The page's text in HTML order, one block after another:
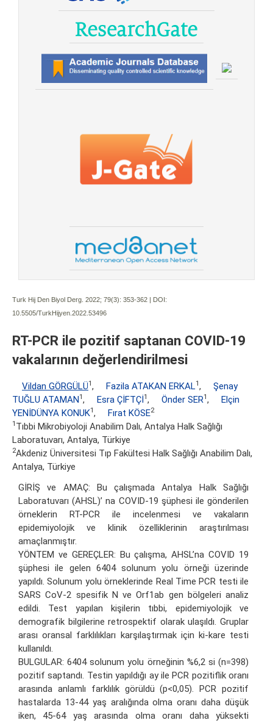
Turk Hij Den Biyol Derg. 2022; 79(3): 353-362 | DOI:
10.5505/TurkHijyen.2022.53496
RT-PCR ile pozitif saptanan COVID-19
vakalarının değerlendirilmesi
Vildan GÖRGÜLÜ1, Fazila ATAKAN ERKAL1,
Şenay
TUĞLU ATAMAN1, Esra ÇİFTÇİ1, Önder SER1,
Elçin
YENİDÜNYA KONUK1, Fırat KÖSE2
1 Tıbbi Mikrobiyoloji Anabilim Dalı, Antalya Halk Sağlığı
Laboratuvarı, Antalya, Türkiye
2Akdeniz Üniversitesi Tıp Fakültesi Halk Sağlığı Anabilim Dalı,
Antalya, Türkiye
GİRİŞ ve AMAÇ: Bu çalışmada Antalya Halk Sağlığı
Laboratuvarı (AHSL)’ na COVID-19 şüphesi ile gönderilen
örneklerin RT-PCR ile incelenmesi ve vakaların
epidemiyolojik ve klinik özelliklerinin araştırılması
amaçlanmıştır.
YÖNTEM ve GEREÇLER: Bu çalışma, AHSL’na COVID 19
şüphesi ile gelen 6404 solunum yolu örneği üzerinde
yapıldı. Solunum yolu örneklerinde Real Time PCR testi ile
SARS CoV-2 spesifik N ve Orf1ab gen bölgeleri analiz
edildi. Test yapılan kişilerin tıbbi, epidemiyolojik ve
demografik bilgilerine retrospektif olarak ulaşıldı. Gruplar
arası oransal farklılıkları karşılaştırmak için ki-kare testi
kullanıldı.
BULGULAR: 6404 solunum yolu örneğinin %6,2 si (n=398)
pozitif saptandı. Testin yapıldığı ay ile PCR pozitiflik oranı
arasında anlamlı farklılık görüldü (p<0,05). PCR pozitif
hastalarda 13-44 yaş aralığında olma oranı daha düşük
iken, 45-64 yaş arasında olma oranı daha yüksekti